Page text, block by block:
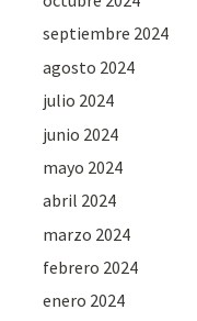
septiembre 2024
agosto 2024
julio 2024
junio 2024
mayo 2024
abril 2024
marzo 2024
febrero 2024
enero 2024